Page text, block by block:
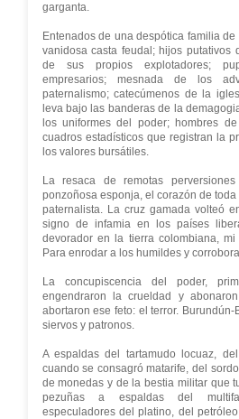
garganta.
Entenados de una despótica familia
vanidosa casta feudal; hijos putativos
de sus propios explotadores;
empresarios; mesnada de los
paternalismo; catecúmenos de la
leva bajo las banderas de la
los uniformes del poder; hombres
cuadros estadísticos que registran la
los valores bursátiles.
La resaca de remotas
ponzoñosa esponja, el corazón de
paternalista. La cruz gamada volteó
signo de infamia en los países
devorador en la tierra colombiana,
Para enrodar a los humildes y
La concupiscencia del poder,
engendraron la crueldad y
abortaron ese feto: el terror.
siervos y patronos.
A espaldas del tartamudo locuaz,
cuando se consagró matarife, del
de monedas y de la bestia militar que
pezuñas a espaldas del
especuladores del platino, del